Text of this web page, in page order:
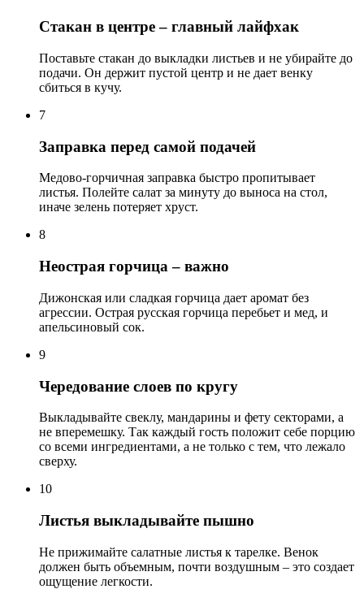
Стакан в центре – главный лайфхак
Поставьте стакан до выкладки листьев и не убирайте до
подачи. Он держит пустой центр и не дает венку
сбиться в кучу.
7
Заправка перед самой подачей
Медово-горчичная заправка быстро пропитывает
листья. Полейте салат за минуту до выноса на стол,
иначе зелень потеряет хруст.
8
Неострая горчица – важно
Дижонская или сладкая горчица дает аромат без
агрессии. Острая русская горчица перебьет и мед, и
апельсиновый сок.
9
Чередование слоев по кругу
Выкладывайте свеклу, мандарины и фету секторами, а
не вперемешку. Так каждый гость положит себе порцию
со всеми ингредиентами, а не только с тем, что лежало
сверху.
10
Листья выкладывайте пышно
Не прижимайте салатные листья к тарелке. Венок
должен быть объемным, почти воздушным – это создает
ощущение легкости.